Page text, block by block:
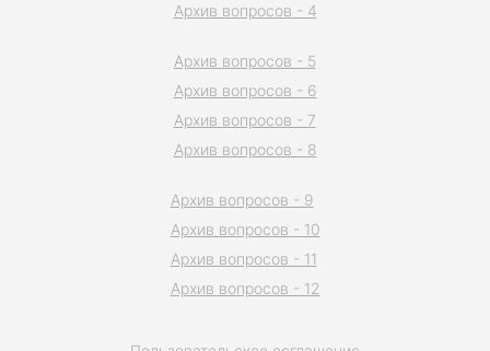
Архив вопросов - 4
Архив вопросов - 5
Архив вопросов - 6
Архив вопросов - 7
Архив вопросов - 8
Архив вопросов - 9
Архив вопросов - 10
Архив вопросов - 11
Архив вопросов - 12